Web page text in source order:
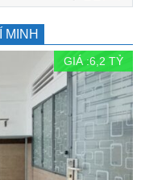
MINH
GIÁ :6,2 TỶ